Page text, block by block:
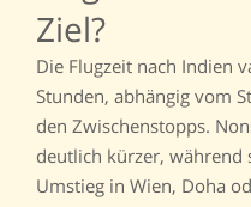
Ziel?
Die Flugzeit nach Indien
Stunden, abhängig vom
den Zwischenstopps.
deutlich kürzer, während
Umstieg in Wien, Doha